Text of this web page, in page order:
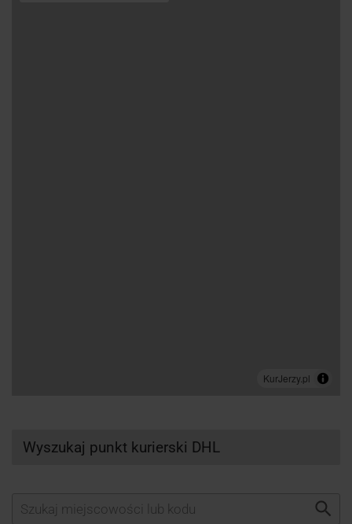
Wyszukaj punkt kurierski DHL